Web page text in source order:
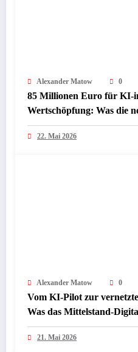
Alexander Matow 0
85 Millionen Euro für KI-
Wertschöpfung: Was die
Förderrichtlinien InProKI
Industrie und Mittelstand
22. Mai 2026
Alexander Matow 0
Vom KI-Pilot zur
Was das Mittelstand-
nächste Phase
21. Mai 2026